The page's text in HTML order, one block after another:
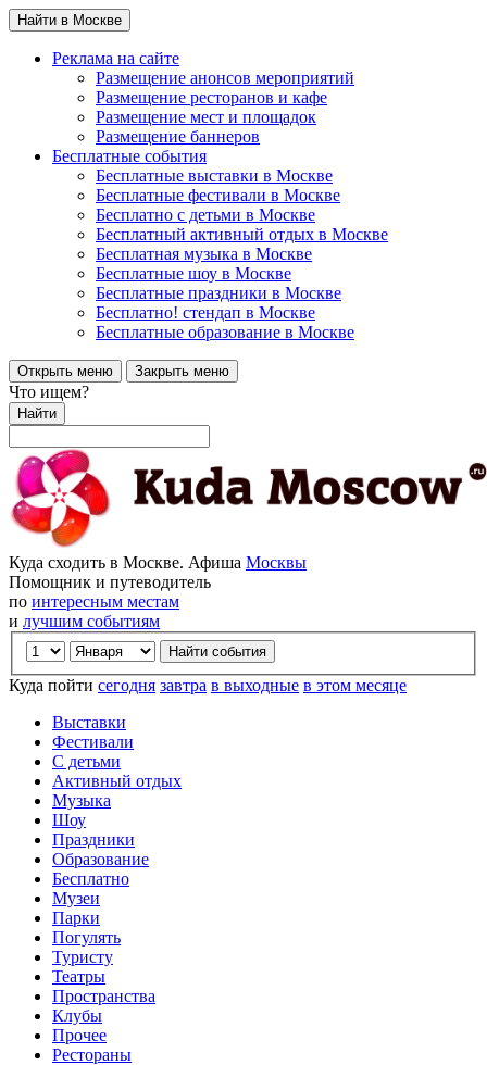
Найти в Москве
Реклама на сайте
Размещение анонсов мероприятий
Размещение ресторанов и кафе
Размещение мест и площадок
Размещение баннеров
Бесплатные события
Бесплатные выставки в Москве
Бесплатные фестивали в Москве
Бесплатно с детьми в Москве
Бесплатный активный отдых в Москве
Бесплатная музыка в Москве
Бесплатные шоу в Москве
Бесплатные праздники в Москве
Бесплатно! стендап в Москве
Бесплатные образование в Москве
Открыть меню Закрыть меню
Что ищем?
Найти
Куда сходить в Москве. Афиша Москвы
Помощник и путеводитель
по интересным местам
и лучшим событиям
Куда пойти сегодня завтра в выходные в этом месяце
Выставки
Фестивали
С детьми
Активный отдых
Музыка
Шоу
Праздники
Образование
Бесплатно
Музеи
Парки
Погулять
Туристу
Театры
Пространства
Клубы
Прочее
Рестораны